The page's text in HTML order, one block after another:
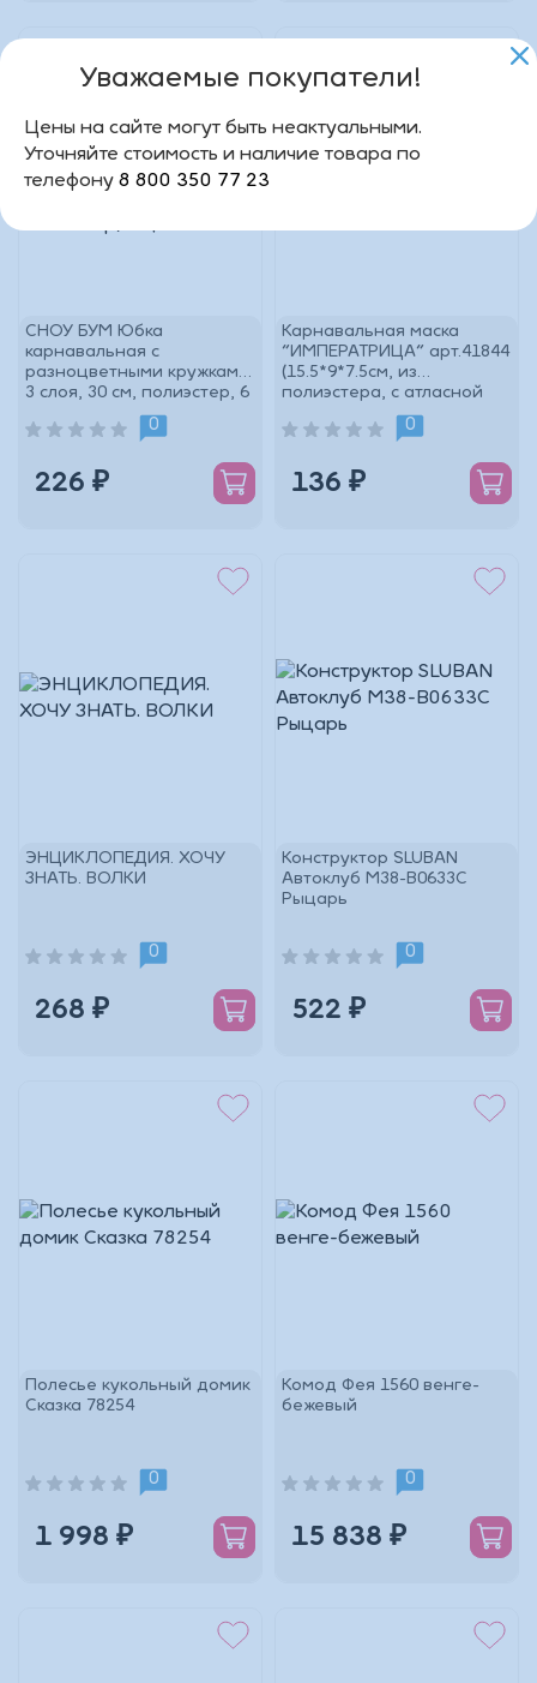
СНОУ БУМ Юбка
карнавальная с
разноцветными кружками,
3 слоя, 30 см, полиэстер, 6
0
226 ₽
Карнавальная маска
"ИМПЕРАТРИЦА" арт.41844
(15.5*9*7.5см, из
полиэстера, с атласной
лентой для крепл
0
136 ₽
ЭНЦИКЛОПЕДИЯ. ХОЧУ
ЗНАТЬ. ВОЛКИ
0
268 ₽
Конструктор SLUBAN
Автоклуб M38-B0633C
Рыцарь
0
522 ₽
Полесье кукольный домик
Сказка 78254
0
1 998 ₽
Комод Фея 1560 венге-
бежевый
0
15 838 ₽
Уважаемые покупатели!
Цены на сайте могут быть неактуальными.
Уточняйте стоимость и наличие товара по
телефону 8 800 350 77 23